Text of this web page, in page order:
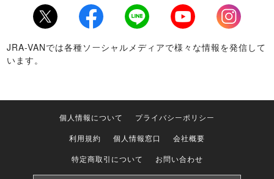
Twitter Facebook LINE Youtube
Instagram
JRA-VANでは各種ソーシャルメディアで様々な情報を発信して
います。
個人情報について
プライバシーポリシー
利用規約
個人情報窓口
会社概要
特定商取引について
お問い合わせ